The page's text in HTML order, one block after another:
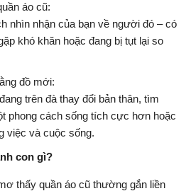
áo cũ:
nhìn nhận của bạn về người đó – có
khó khăn hoặc đang bị tụt lại so
đồ mới:
trên đà thay đổi bản thân, tìm
phong cách sống tích cực hơn hoặc
việc và cuộc sống.
con gì?
thấy quần áo cũ thường gắn liền